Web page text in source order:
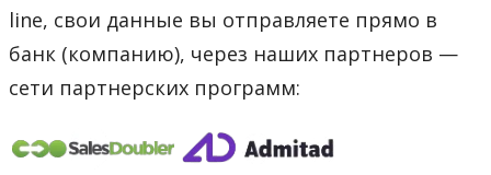
line, свои данные вы отправляете прямо в
банк (компанию), через наших партнеров —
сети партнерских программ: